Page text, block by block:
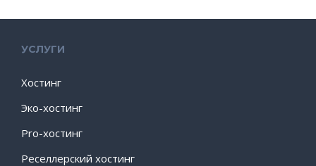
УСЛУГИ
Хостинг
Эко-хостинг
Pro-хостинг
Реселлерский хостинг